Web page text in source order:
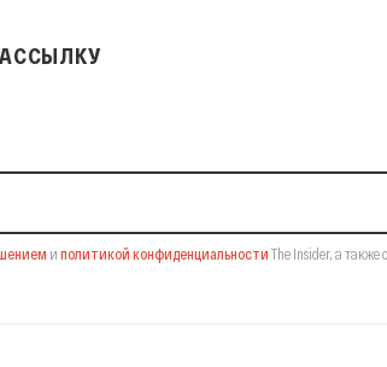
и политикой конфиденциальности The Insider, а также